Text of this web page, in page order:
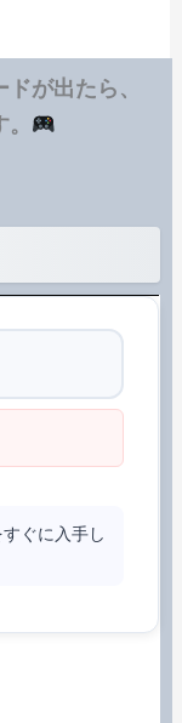
が出たら、
ぐに入手し